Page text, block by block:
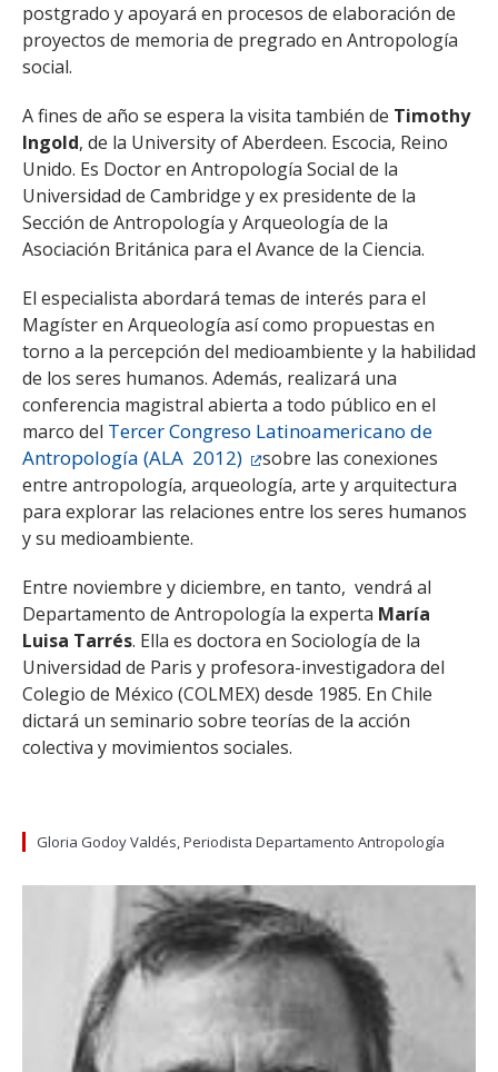
postgrado y apoyará en procesos de elaboración de
proyectos de memoria de pregrado en Antropología
social.
A fines de año se espera la visita también de Timothy
Ingold, de la University of Aberdeen. Escocia, Reino
Unido. Es Doctor en Antropología Social de la
Universidad de Cambridge y ex presidente de la
Sección de Antropología y Arqueología de la
Asociación Británica para el Avance de la Ciencia.
El especialista abordará temas de interés para el
Magíster en Arqueología así como propuestas en
torno a la percepción del medioambiente y la habilidad
de los seres humanos. Además, realizará una
conferencia magistral abierta a todo público en el
marco del Tercer Congreso Latinoamericano de
Antropología (ALA 2012)
sobre las conexiones
entre antropología, arqueología, arte y arquitectura
para explorar las relaciones entre los seres humanos
y su medioambiente.
Entre noviembre y diciembre, en tanto, vendrá al
Departamento de Antropología la experta María
Luisa Tarrés. Ella es doctora en Sociología de la
Universidad de Paris y profesora-investigadora del
Colegio de México (COLMEX) desde 1985. En Chile
dictará un seminario sobre teorías de la acción
colectiva y movimientos sociales.
Gloria Godoy Valdés, Periodista Departamento Antropología